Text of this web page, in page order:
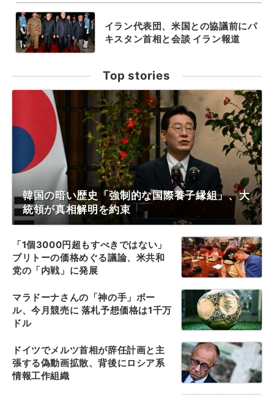
イラン代表団、米国との協議前にパ
キスタン首相と会談 イラン報道
Top stories
韓国の暗い歴史「強制的な国際養子縁組」、大
統領が真相解明を約束
「1個3000円超もすべきではない」
ブリトーの価格めぐる議論、米共和
党の「内戦」に発展
マラドーナさんの「神の手」ボー
ル、今月競売に 落札予想価格は1千万
ドル
ドイツでメルツ首相が辞任計画と主
張する偽動画拡散、背後にロシア系
情報工作組織